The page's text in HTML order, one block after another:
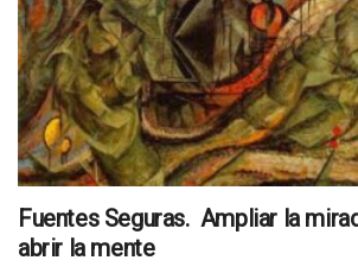
Fuentes Seguras. Ampliar la
abrir la mente